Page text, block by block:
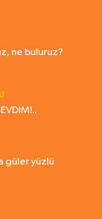
ne buluruz?
güler yüzlü